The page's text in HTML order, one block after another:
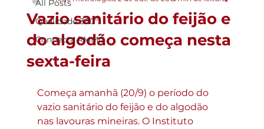
All Posts
Qualidade 360º
Connecta RMMG
Vazio sanitário do feijão e
do algodão começa nesta
sexta-feira
Começa amanhã (20/9) o período do
vazio sanitário do feijão e do algodão
nas lavouras mineiras. O Instituto